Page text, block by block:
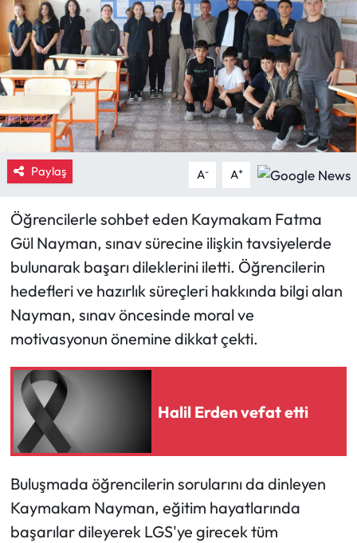
Paylaş A- A+
Öğrencilerle sohbet eden Kaymakam Fatma
Gül Nayman, sınav sürecine ilişkin tavsiyelerde
bulunarak başarı dileklerini iletti. Öğrencilerin
hedefleri ve hazırlık süreçleri hakkında bilgi alan
Nayman, sınav öncesinde moral ve
motivasyonun önemine dikkat çekti.
Halil Erden vefat etti
Buluşmada öğrencilerin sorularını da dinleyen
Kaymakam Nayman, eğitim hayatlarında
başarılar dileyerek LGS'ye girecek tüm
Ekonomi
Güncel
İskilip Haberleri
Kargı Haberleri
Kültür Sanat
Laçin Haberleri
Magazin
Oğuzlar Haberleri
Ortaköy Haberleri
Osmancık Haberleri
Otomotiv